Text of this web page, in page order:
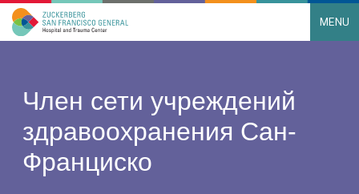
Main Navigation MENU
Член сети учреждений
здравоохранения Сан-
Франциско